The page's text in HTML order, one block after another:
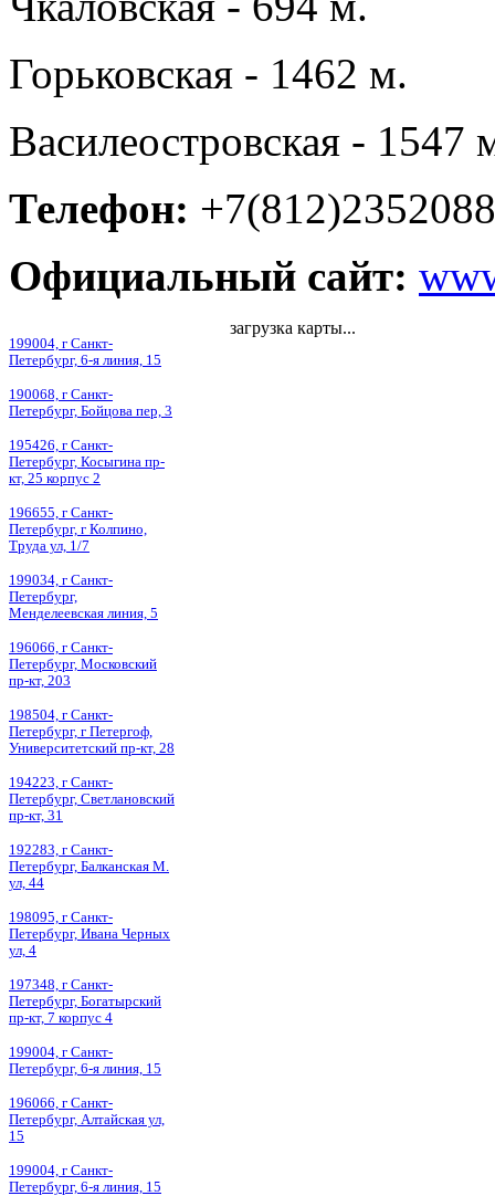
Горьковская - 1462 м.
Василеостровская - 1547
Телефон: +7(812)2352088
Официальный сайт:
199004, г Санкт-
Петербург, 6-я линия, 15
190068, г Санкт-
Петербург, Бойцова пер, 3
195426, г Санкт-
Петербург, Косыгина пр-
кт, 25 корпус 2
196655, г Санкт-
Петербург, г Колпино,
Труда ул, 1/7
199034, г Санкт-
Петербург,
Менделеевская линия, 5
196066, г Санкт-
Петербург, Московский
пр-кт, 203
198504, г Санкт-
Петербург, г Петергоф,
Университетский пр-кт, 28
194223, г Санкт-
Петербург, Светлановский
пр-кт, 31
192283, г Санкт-
Петербург, Балканская М.
ул, 44
198095, г Санкт-
Петербург, Ивана Черных
ул, 4
197348, г Санкт-
Петербург, Богатырский
пр-кт, 7 корпус 4
199004, г Санкт-
Петербург, 6-я линия, 15
196066, г Санкт-
Петербург, Алтайская ул,
15
199004, г Санкт-
Петербург, 6-я линия, 15
загрузка карты...